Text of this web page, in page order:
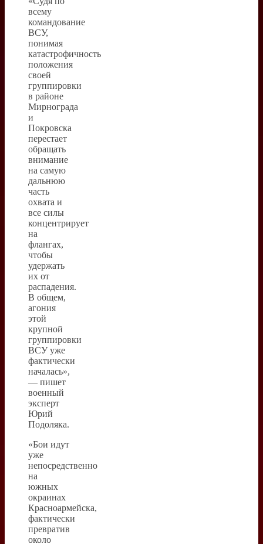
всему
командование
ВСУ,
понимая
катастрофичность
положения
своей
группировки
в районе
Мирнограда
и
Покровска
перестает
обращать
внимание
на самую
дальнюю
часть
охвата и
все силы
концентрирует
на
флангах,
чтобы
удержать
их от
распадения.
В общем,
агония
этой
крупной
группировки
ВСУ уже
фактически
началась»,
— пишет
военный
эксперт
Юрий
Подоляка.
«Бои идут
уже
непосредственно
на
южных
окраинах
Красноармейска,
фактически
превратив
около